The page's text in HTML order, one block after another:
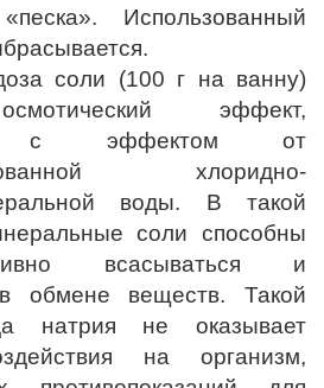
Использованный
соли (100 г на ванну)
эффект,
с эффектом от
хлоридно-
воды. В такой
соли способны
всасываться и
в обмене веществ. Такой
натрия не оказывает
на организм,